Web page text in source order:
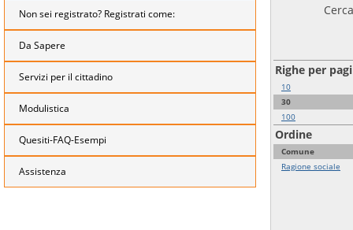
Non sei registrato? Registrati come:
Da Sapere
Servizi per il cittadino
Modulistica
Quesiti-FAQ-Esempi
Assistenza
Righe per
10
30
100
Ordine
Comune
Ragione sociale